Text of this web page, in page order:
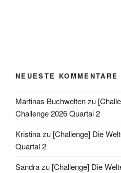
NEUESTE KOMMENTARE
Martinas Buchweltenzu
Challenge 2026 Quartal 2
Kristinazu [Challenge] Die
Quartal 2
Sandrazu [Challenge] Die